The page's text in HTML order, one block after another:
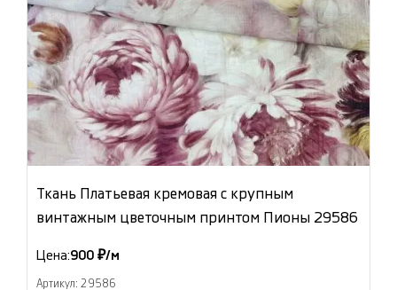
Ткань Платьевая кремовая с крупным
винтажным цветочным принтом Пионы 29586
Цена:900 ₽/м
Артикул: 29586